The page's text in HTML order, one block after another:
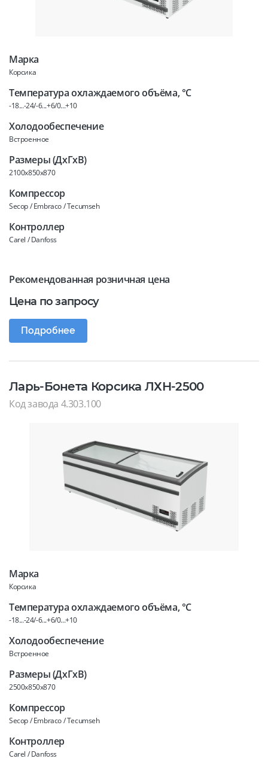
Марка
Корсика
Температура охлаждаемого объёма, °C
-18...-24/-6...+6/0...+10
Холодообеспечение
Встроенное
Размеры (ДхГхВ)
2100x850x870
Компрессор
Secop / Embraco / Tecumseh
Контроллер
Carel / Danfoss
Рекомендованная розничная цена
Цена по запросу
Подробнее
Ларь-Бонета Корсика ЛХН-2500
Код завода 4.303.100
Марка
Корсика
Температура охлаждаемого объёма, °C
-18...-24/-6...+6/0...+10
Холодообеспечение
Встроенное
Размеры (ДхГхВ)
2500x850x870
Компрессор
Secop / Embraco / Tecumseh
Контроллер
Carel / Danfoss